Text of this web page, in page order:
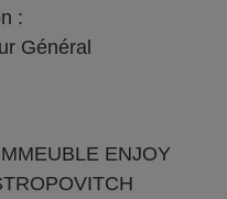
:
Général
ENJOY